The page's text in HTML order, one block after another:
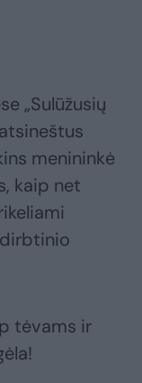
„Sulūžusių
menininkė
kaip net
tėvams ir